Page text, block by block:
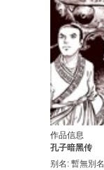
作品信息
孔子暗黑传
别名: 暫無別名